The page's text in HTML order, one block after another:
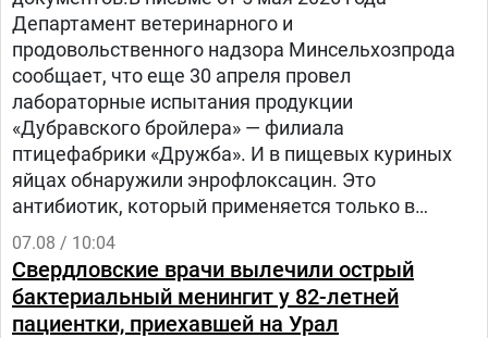
Департамент ветеринарного и
продовольственного надзора Минсельхозпрода
сообщает, что еще 30 апреля провел
лабораторные испытания продукции
«Дубравского бройлера» — филиала
птицефабрики «Дружба». И в пищевых куриных
яйцах обнаружили энрофлоксацин. Это
антибиотик, который применяется только в
ветеринарии для лечения сельскохозяйственных,
домашних животных и птиц.
07.08 / 10:04
Свердловские врачи вылечили острый
бактериальный менингит у 82-летней
пациентки, приехавшей на Урал